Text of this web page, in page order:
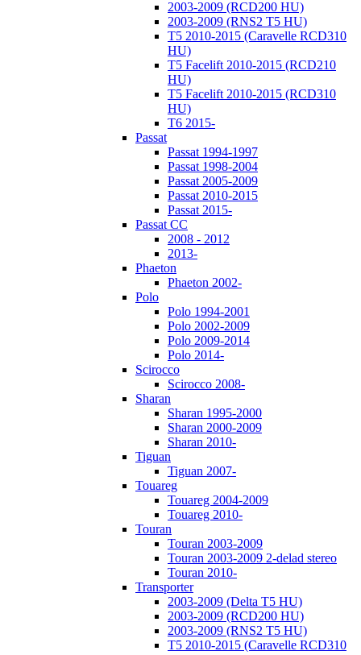
2003-2009 (RCD200 HU)
2003-2009 (RNS2 T5 HU)
T5 2010-2015 (Caravelle RCD310
HU)
T5 Facelift 2010-2015 (RCD210
HU)
T5 Facelift 2010-2015 (RCD310
HU)
T6 2015-
Passat
Passat 1994-1997
Passat 1998-2004
Passat 2005-2009
Passat 2010-2015
Passat 2015-
Passat CC
2008 - 2012
2013-
Phaeton
Phaeton 2002-
Polo
Polo 1994-2001
Polo 2002-2009
Polo 2009-2014
Polo 2014-
Scirocco
Scirocco 2008-
Sharan
Sharan 1995-2000
Sharan 2000-2009
Sharan 2010-
Tiguan
Tiguan 2007-
Touareg
Touareg 2004-2009
Touareg 2010-
Touran
Touran 2003-2009
Touran 2003-2009 2-delad stereo
Touran 2010-
Transporter
2003-2009 (Delta T5 HU)
2003-2009 (RCD200 HU)
2003-2009 (RNS2 T5 HU)
T5 2010-2015 (Caravelle RCD310